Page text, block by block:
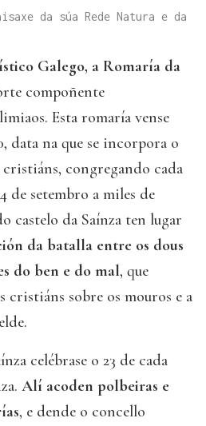
da súa Rede Natura e da
Galego, a Romaría da
compoñente
Esta romaría vense
data na que se incorpora o
congregando cada
de setembro a miles de
castelo da Saínza ten lugar
da batalla entre os dous
do ben e do mal, que
sobre os mouros e a
celébrase o 23 de cada
Alí acoden polbeiras e
, e dende o concello